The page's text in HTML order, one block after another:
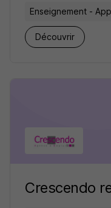
Enseignement -
Découvrir
Crescendo